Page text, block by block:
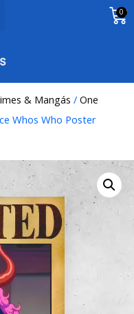
0
& Mangás / One
Whos Who Poster